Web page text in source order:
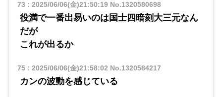
73 : 2025/06/06(金)21:50:19No.1320580698
役満で一番出易いのは国士四暗刻大三元なん
だが
これが出るか
75: 2025/06/06(金)21:58:02 No.1320584217
カンの波動を感じている